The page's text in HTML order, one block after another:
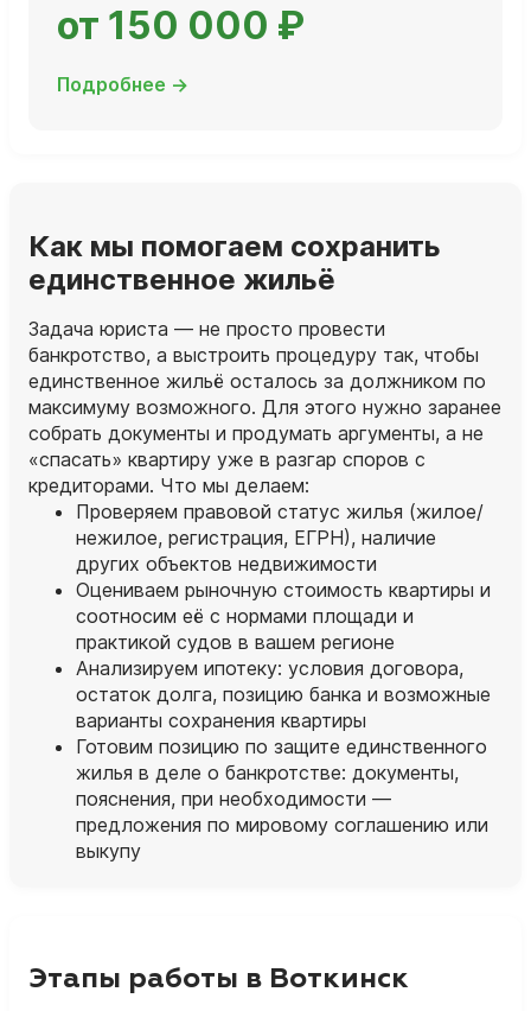
от 150 000 ₽
Подробнее →
Как мы помогаем сохранить
единственное жильё
Задача юриста — не просто провести
банкротство, а выстроить процедуру так, чтобы
единственное жильё осталось за должником по
максимуму возможного. Для этого нужно заранее
собрать документы и продумать аргументы, а не
«спасать» квартиру уже в разгар споров с
кредиторами. Что мы делаем:
Проверяем правовой статус жилья (жилое/
нежилое, регистрация, ЕГРН), наличие
других объектов недвижимости
Оцениваем рыночную стоимость квартиры и
соотносим её с нормами площади и
практикой судов в вашем регионе
Анализируем ипотеку: условия договора,
остаток долга, позицию банка и возможные
варианты сохранения квартиры
Готовим позицию по защите единственного
жилья в деле о банкротстве: документы,
пояснения, при необходимости —
предложения по мировому соглашению или
выкупу
Этапы работы в Воткинск